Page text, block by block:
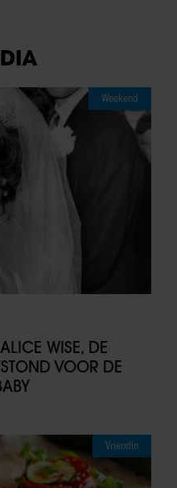
Weekend
WISE, DE
VOOR DE
Vriendin